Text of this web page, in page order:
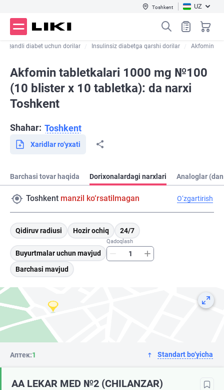
Toshkent UZ
Qandli diabet uchun dorilar Insulinsiz diabetga qarshi dorilar Akfomin
Akfomin tabletkalari 1000 mg №100
(10 blister х 10 tabletka): da narxi
Toshkent
Shahar: Toshkent
Xaridlar ro‘yxati
Barchasi tovar haqida Dorixonalardagi narxlari Analoglar
Toshkent manzil ko‘rsatilmagan O‘zgartirish
Qidiruv radiusi Hozir ochiq 24/7
Buyurtmalar uchun mavjud
Qadoqlash
Barchasi mavjud
Аптек:1 Standart bo‘yicha
AA LEKAR MED №2 (CHILANZAR)